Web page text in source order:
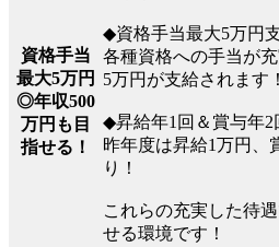
資格手当
最大5万円
◎年収500
万円も目
指せる！
◆資格手当最大5万円
各種資格への手当が
5万円が支給されます！
◆昇給年1回＆賞与年2
昨年度は昇給1万円、
り！
これらの充実した待
せる環境です！